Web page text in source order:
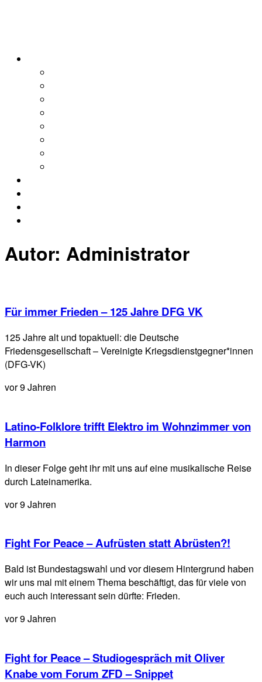
Autor: Administrator
Für immer Frieden – 125 Jahre DFG VK
125 Jahre alt und topaktuell: die Deutsche
Friedensgesellschaft – Vereinigte Kriegsdienstgegner*innen
(DFG-VK)
vor 9 Jahren
Latino-Folklore trifft Elektro im Wohnzimmer von
Harmon
In dieser Folge geht ihr mit uns auf eine musikalische Reise
durch Lateinamerika.
vor 9 Jahren
Fight For Peace – Aufrüsten statt Abrüsten?!
Bald ist Bundestagswahl und vor diesem Hintergrund haben
wir uns mal mit einem Thema beschäftigt, das für viele von
euch auch interessant sein dürfte: Frieden.
vor 9 Jahren
Fight for Peace – Studiogespräch mit Oliver
Knabe vom Forum ZFD – Snippet